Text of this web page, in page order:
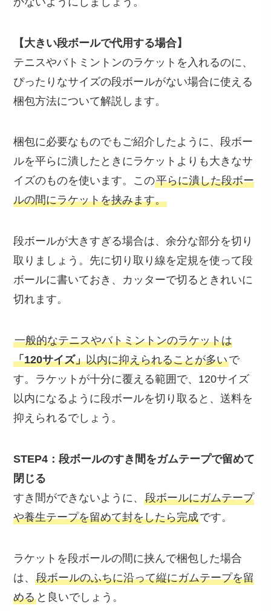
【大きい段ボールで代用する場合】
テニスやバトミントンのラケットを入れるのに、
ぴったりなサイズの段ボールがない場合に使える
梱包方法について解説します。
梱包に必要なものでもご紹介したように、段ボー
ルを平らに潰したときにラケットよりも大きなサ
イズのものを使います。この平らに潰した段ボー
ルの間にラケットを挟みます。
段ボールが大きすぎる場合は、余分な部分を切り
取りましょう。先に切り取り線を定規を使って段
ボールに書いておき、カッターで切るときれいに
切れます。
一般的なテニスやバトミントンのラケットは
「120サイズ」以内に抑えられることが多いで
す。ラケットが十分に覆える範囲で、120サイズ
以内になるように段ボールを切り取ると、送料を
抑えられるでしょう。
STEP4：段ボールのすき間をガムテープで留めて
閉じる
すき間ができないように、段ボールにガムテープ
や養生テープを留めて封をしたら完成です。
ラケットを段ボールの間に挟んで梱包した場合
は、段ボールのふちに沿って縦にガムテープを留
める と良いでしょう。